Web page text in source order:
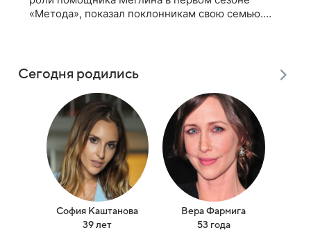
«Метода», показал поклонникам свою семью.
Сегодня родились
София Каштанова
39 лет
Вера Фармига
53 года